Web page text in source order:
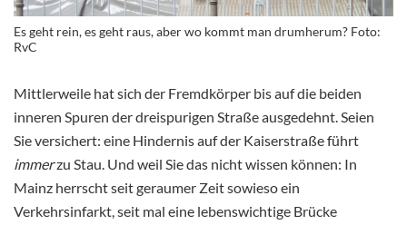
Es geht rein, es geht raus, aber wo kommt man drumherum? Foto:
RvC
Mittlerweile hat sich der Fremdkörper bis auf die beiden
inneren Spuren der dreispurigen Straße ausgedehnt. Seien
Sie versichert: eine Hindernis auf der Kaiserstraße führt
immerzu Stau. Und weil Sie das nicht wissen können: In
Mainz herrscht seit geraumer Zeit sowieso ein
Verkehrsinfarkt, seit mal eine lebenswichtige Brücke